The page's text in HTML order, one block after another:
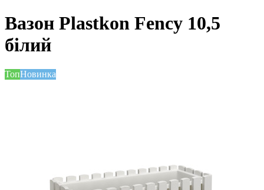
Вазон Plastkon Fency 10,5
білий
ТопНовинка